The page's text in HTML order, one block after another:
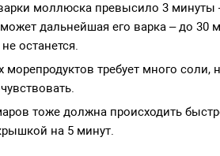
моллюска превысило 3 минуты
дальнейшая его варка – до 30
останется.
требует много соли,
тоже должна происходить
на 5 минут.